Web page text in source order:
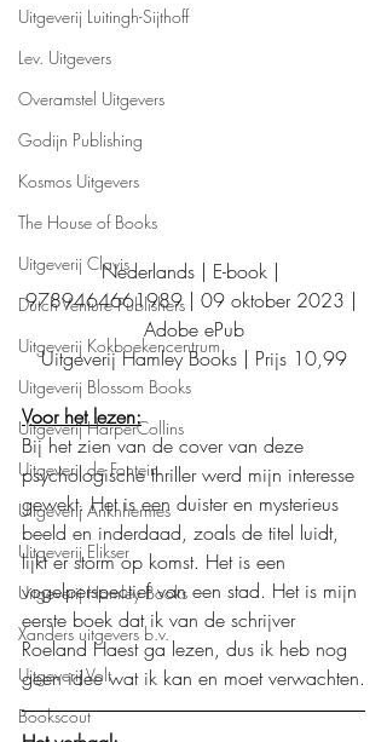
Uitgeverij Luitingh-Sijthoff
Lev. Uitgevers
Overamstel Uitgevers
Godijn Publishing
Kosmos Uitgevers
The House of Books
Uitgeverij Clavis
Dutch Venture Publishers
Uitgeverij Kokboekencentrum
Uitgeverij Blossom Books
Uitgeverij HarperCollins
Uitgeverij de Fontein
Uitgeverij Ankhhermes
Uitgeverij Elikser
Uitgeverij Hamley Books
Xanders uitgevers b.v.
Uitgeverij Volt
Bookscout
Nederlands | E-book |
9789464661989 | 09 oktober 2023 |
Adobe ePub
Uitgeverij Hamley Books | Prijs 10,99
Voor het lezen:
Bij het zien van de cover van deze
psychologische thriller werd mijn interesse
gewekt. Het is een duister en mysterieus
beeld en inderdaad, zoals de titel luidt,
lijkt er storm op komst. Het is een
vogelperspectief van een stad. Het is mijn
eerste boek dat ik van de schrijver
Roeland Haest ga lezen, dus ik heb nog
geen idee wat ik kan en moet verwachten.